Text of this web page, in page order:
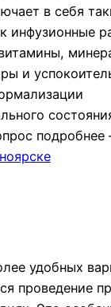
в себя
инфузионные
и
подробнее
удобных
проведение